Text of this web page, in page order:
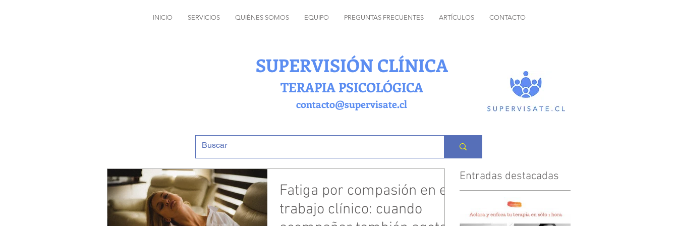
INICIO SERVICIOS QUIÉNES SOMOS EQUIPO PREGUNTAS FRECUENTES ARTÍCULOS CONTACTO
SUPERVISIÓN CLÍNICA
TERAPIA PSICOLÓGICA
contacto@supervisate.cl
Fatiga por compasión en el
trabajo clínico: cuando
Entradas destacadas